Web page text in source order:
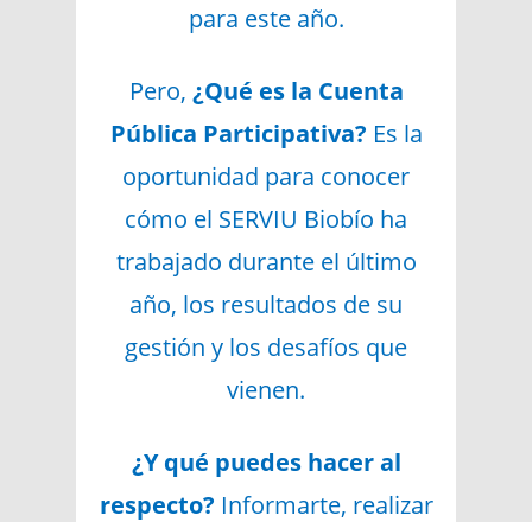
para este año.
Pero, ¿Qué es la Cuenta
Pública Participativa? Es la
oportunidad para conocer
cómo el SERVIU Biobío ha
trabajado durante el último
año, los resultados de su
gestión y los desafíos que
vienen.
¿Y qué puedes hacer al
respecto? Informarte, realizar